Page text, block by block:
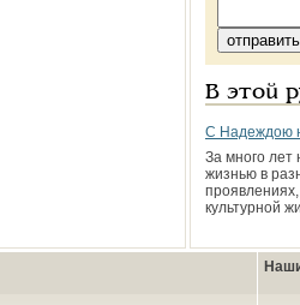
В этой
С Надеждою
За много лет
жизнью в
культурной